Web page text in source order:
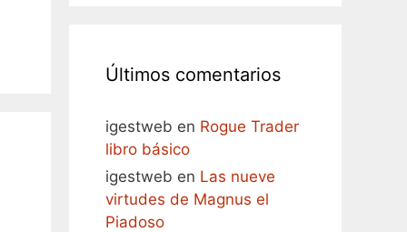
Últimos comentarios
igestweb en Rogue Trader
libro básico
igestweb en Las nueve
virtudes de Magnus el
Piadoso